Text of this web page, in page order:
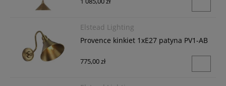
Elstead Lighting
Provence kinkiet 1xE27 patyna PV1-AB
775,00 zł